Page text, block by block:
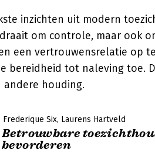
inzichten uit modern
om controle, maar ook
een vertrouwensrelatie op
bereidheid tot naleving toe.
andere houding.
Frederique Six Laurens Hartveld
Betrouwbare
bevorderen